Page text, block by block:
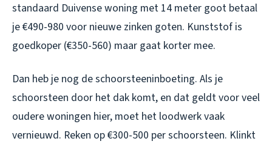
standaard Duivense woning met 14 meter goot betaal
je €490-980 voor nieuwe zinken goten. Kunststof is
goedkoper (€350-560) maar gaat korter mee.
Dan heb je nog de schoorsteeninboeting. Als je
schoorsteen door het dak komt, en dat geldt voor veel
oudere woningen hier, moet het loodwerk vaak
vernieuwd. Reken op €300-500 per schoorsteen. Klinkt